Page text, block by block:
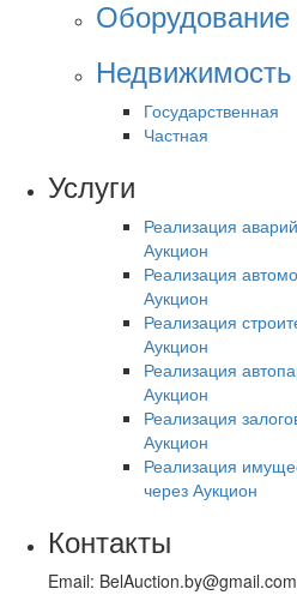
Оборудование
Недвижимость
Государственная
Частная
Услуги
Реализация
Аукцион
Реализация
Аукцион
Реализация
Аукцион
Реализация
Аукцион
Реализация
Аукцион
Реализация
через Аукцион
Контакты
Email: BelAuction.by@gmail.com